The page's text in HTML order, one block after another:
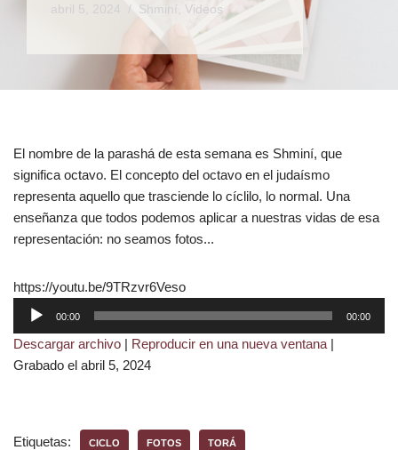
abril 5, 2024 Shminí Videos
El nombre de la parashá de esta semana es Shminí, que
significa octavo. El concepto del octavo en el judaísmo
representa aquello que trasciende lo cíclilo, lo normal. Una
enseñanza que todos podemos aplicar a nuestras vidas de esa
representación: no seamos fotos...
https://youtu.be/9TRzvr6Veso
p
r
u
00:00 00:00
Descargar archivo | Reproducir en una nueva ventana |
Grabado el abril 5, 2024
Etiquetas: CICLO FOTOS TORÁ